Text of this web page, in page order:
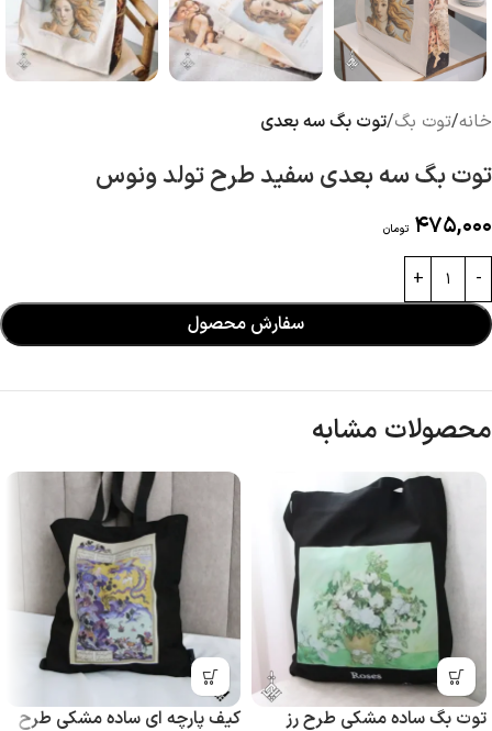
خانه توت بگ توت بگ سه بعدی
توت بگ سه بعدی سفید طرح تولد ونوس
475,000 تومان
سفارش محصول
محصولات مشابه
توت بگ ساده مشکی طرح رز
کیف پارچه ای ساده مشکی طرح